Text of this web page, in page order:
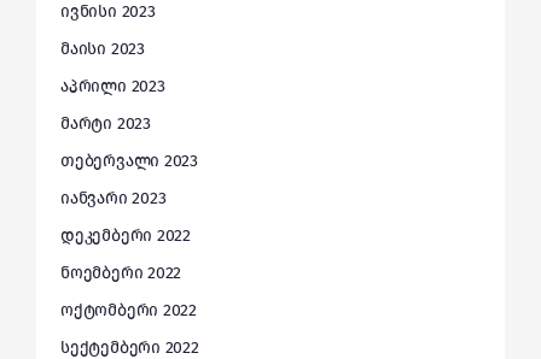
ივნისი 2023
მაისი 2023
აპრილი 2023
მარტი 2023
თებერვალი 2023
იანვარი 2023
დეკემბერი 2022
ნოემბერი 2022
ოქტომბერი 2022
სექტემბერი 2022